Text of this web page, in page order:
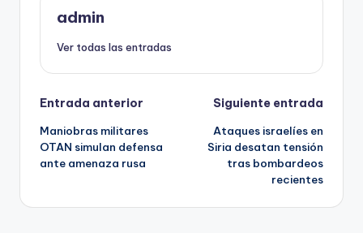
admin
Ver todas las entradas
Navegación
de
entradas
Entrada anterior
Maniobras militares
OTAN simulan defensa
ante amenaza rusa
Siguiente entrada
Ataques israelíes en
Siria desatan tensión
tras bombardeos
recientes